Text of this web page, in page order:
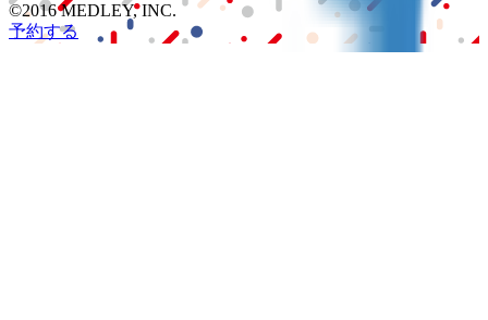
©2016 MEDLEY, INC.
予約する